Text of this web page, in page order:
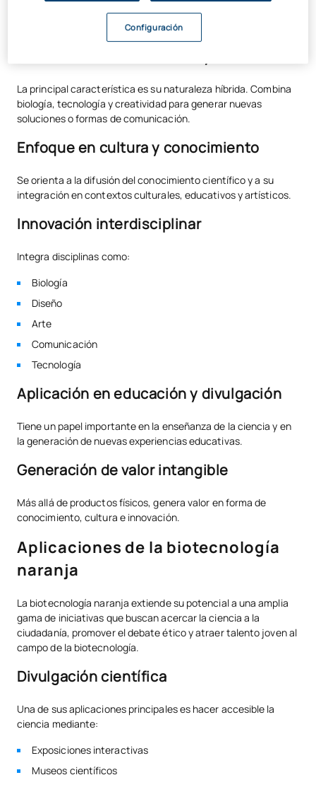
esencial para la comunicación, educación y valorización del
conocimiento biotecnológico en la sociedad.
La principal característica es su naturaleza híbrida. Combina
biología, tecnología y creatividad para generar nuevas
soluciones o formas de comunicación.
Enfoque en cultura y conocimiento
Se orienta a la difusión del conocimiento científico y a su
integración en contextos culturales, educativos y artísticos.
Innovación interdisciplinar
Integra disciplinas como:
Biología
Diseño
Arte
Comunicación
Tecnología
Aplicación en educación y divulgación
Tiene un papel importante en la enseñanza de la ciencia y en
la generación de nuevas experiencias educativas.
Generación de valor intangible
Más allá de productos físicos, genera valor en forma de
conocimiento, cultura e innovación.
Aplicaciones de la biotecnología
naranja
La biotecnología naranja extiende su potencial a una amplia
gama de iniciativas que buscan acercar la ciencia a la
ciudadanía, promover el debate ético y atraer talento joven al
campo de la biotecnología.
Divulgación científica
Una de sus aplicaciones principales es hacer accesible la
ciencia mediante:
Exposiciones interactivas
Museos científicos
Configuración